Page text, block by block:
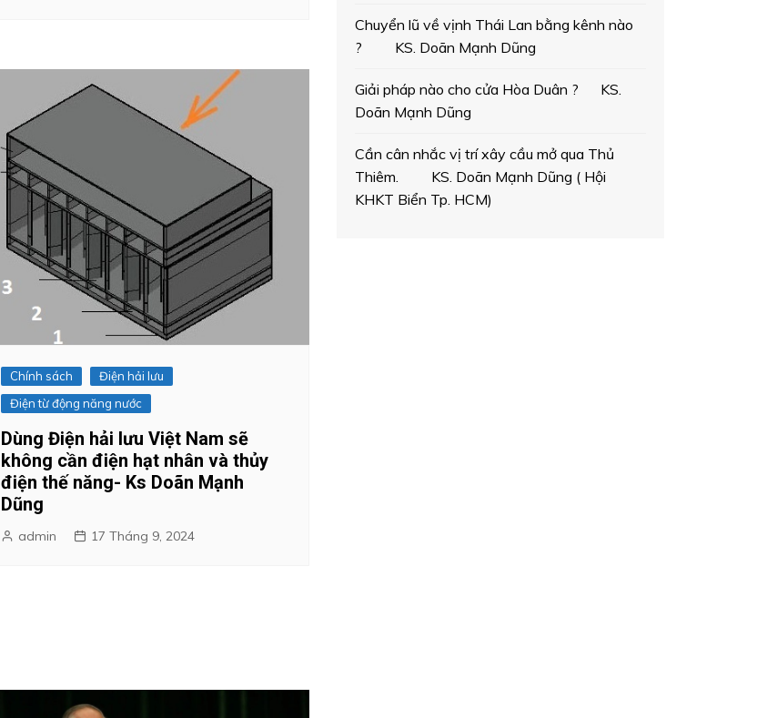
Chính sách
Điện hải lưu
Điện từ động năng nước
Dùng Điện hải lưu Việt Nam sẽ
không cần điện hạt nhân và thủy
điện thế năng- Ks Doãn Mạnh
Dũng
admin 17 Tháng 9, 2024
Chuyển lũ về vịnh Thái Lan bằng kênh nào
? KS. Doãn Mạnh Dũng
Giải pháp nào cho cửa Hòa Duân ? KS.
Doãn Mạnh Dũng
Cần cân nhắc vị trí xây cầu mở qua Thủ
Thiêm. KS. Doãn Mạnh Dũng ( Hội
KHKT Biển Tp. HCM)